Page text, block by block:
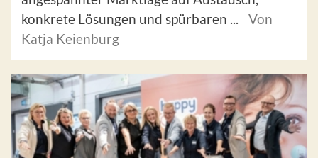
konkrete Lösungen und spürbaren ...
Von
Katja Keienburg